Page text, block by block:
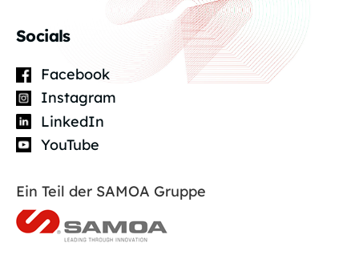
Socials
Facebook
Instagram
LinkedIn
YouTube
Ein Teil der SAMOA Gruppe